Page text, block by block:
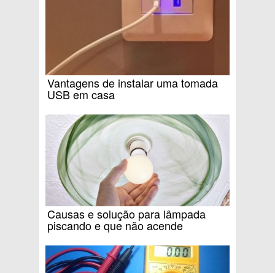
Vantagens de instalar uma tomada
USB em casa
Causas e solução para lâmpada
piscando e que não acende